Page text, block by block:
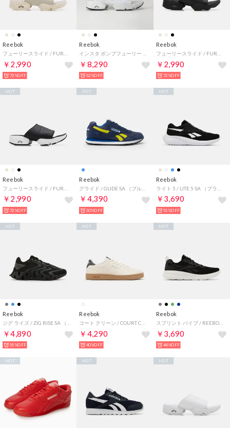
Reebok
￥2,990
72%OFF
Reebok
￥8,290
52%OFF
Reebok
￥2,990
72%OFF
Reebok
￥2,990
HOT
72%OFF
Reebok
￥4,390
HOT
50%OFF
Reebok
￥3,690
HOT
55%OFF
Reebok
￥4,890
HOT
55%OFF
Reebok
￥4,290
HOT
40%OFF
Reebok
スプリント バイブ / REEBOK SPRINT VIBE SA （ブラック）
￥3,690
HOT
44%OFF
HOT HOT HOT